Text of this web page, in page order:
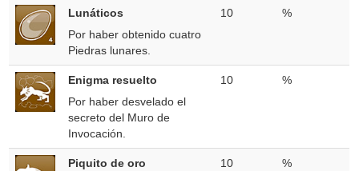
Lunáticos
Por haber obtenido cuatro
Piedras lunares.
10 %
Enigma resuelto
Por haber desvelado el
secreto del Muro de
Invocación.
10 %
Piquito de oro
10 %